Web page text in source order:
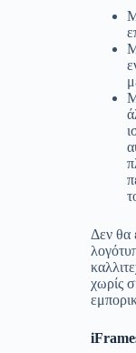
Δεν θα
χωρίς